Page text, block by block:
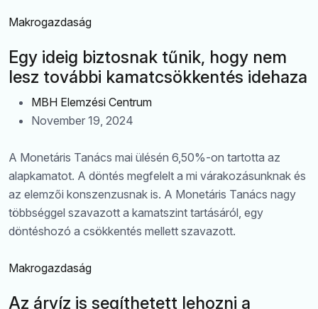
Makrogazdaság
Egy ideig biztosnak tűnik, hogy nem
lesz további kamatcsökkentés idehaza
MBH Elemzési Centrum
November 19, 2024
A Monetáris Tanács mai ülésén 6,50%-on tartotta az
alapkamatot. A döntés megfelelt a mi várakozásunknak és
az elemzői konszenzusnak is. A Monetáris Tanács nagy
többséggel szavazott a kamatszint tartásáról, egy
döntéshozó a csökkentés mellett szavazott.
Makrogazdaság
Az árvíz is segíthetett lehozni a